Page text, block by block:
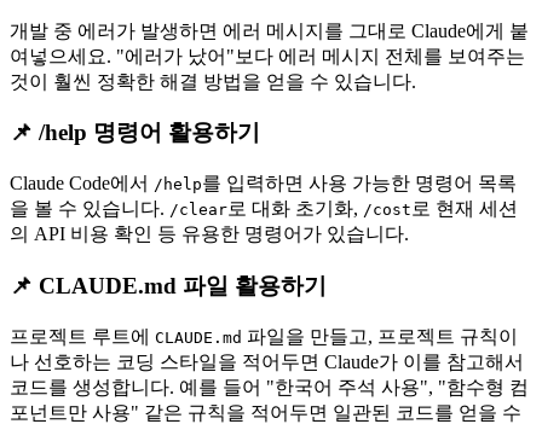
개발 중 에러가 발생하면 에러 메시지를 그대로 Claude에게 붙
여넣으세요. "에러가 났어"보다 에러 메시지 전체를 보여주는
것이 훨씬 정확한 해결 방법을 얻을 수 있습니다.
📌 /help 명령어 활용하기
Claude Code에서 /help를 입력하면 사용 가능한 명령어 목록
을 볼 수 있습니다. /clear로 대화 초기화, /cost 로 현재 세션
의 API 비용 확인 등 유용한 명령어가 있습니다.
📌 CLAUDE.md 파일 활용하기
프로젝트 루트에 CLAUDE.md 파일을 만들고, 프로젝트 규칙이
나 선호하는 코딩 스타일을 적어두면 Claude가 이를 참고해서
코드를 생성합니다. 예를 들어 "한국어 주석 사용", "함수형 컴
포넌트만 사용" 같은 규칙을 적어두면 일관된 코드를 얻을 수